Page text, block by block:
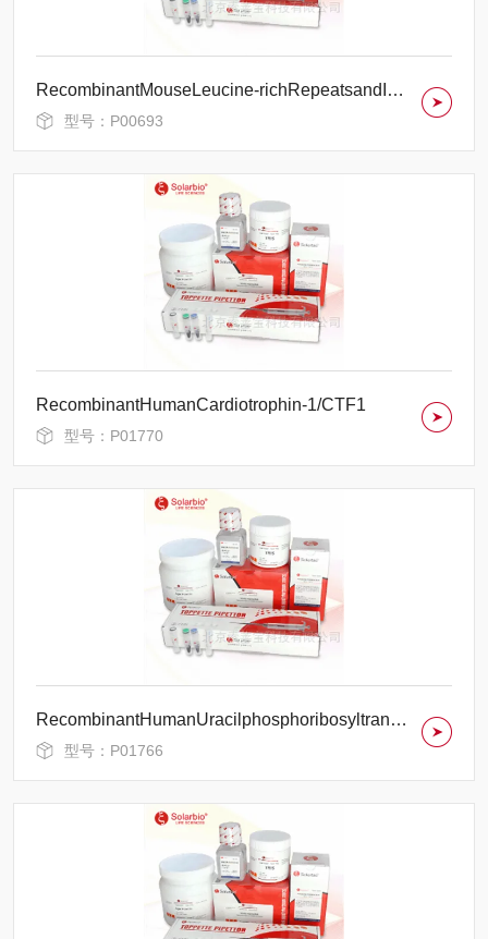
RecombinantMouseLeucine-richRepeatsandIG-likeDomainsProtein1/LRIG1
型号：P00693
RecombinantHumanCardiotrophin-1/CTF1
型号：P01770
RecombinantHumanUracilphosphoribosyltransferasehomolog/UPRT
型号：P01766